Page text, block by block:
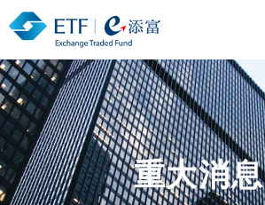
重大消息